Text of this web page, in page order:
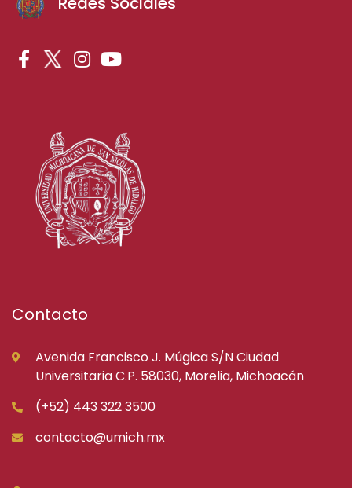
Contacto
Avenida Francisco J. Múgica S/N Ciudad
Universitaria C.P. 58030, Morelia, Michoacán
(+52) 443 322 3500
contacto@umich.mx